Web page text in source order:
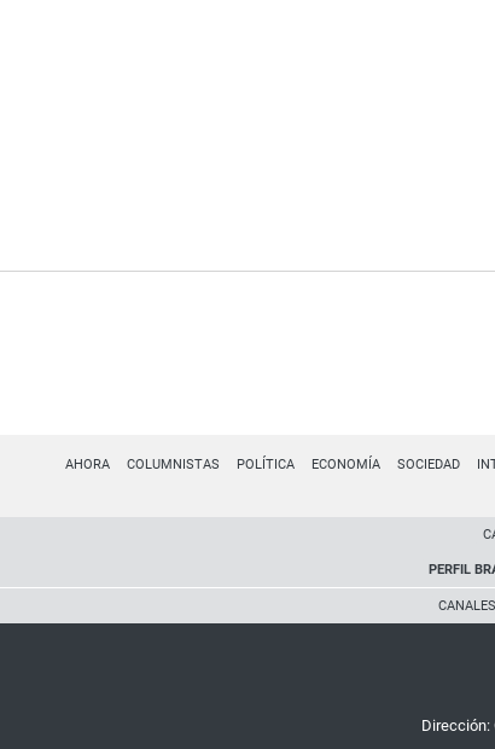
AHORA COLUMNISTAS POLÍTICA ECONOMÍA SOCIEDAD
PERFIL
Dirección: